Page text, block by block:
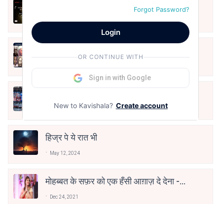
अंतिम ऊँचाई - कुँवर नारायण | Stay Home
Stay Safe | TVF's Aspirants
May 8, 2021
वाहिद अली वाहिद
Aug 7, 2021
हिज्र पे ये रात भी
May 12, 2024
मोहब्बत के सफ़र को एक हँसी आग़ाज़ दे देना -
Dec 24, 2021
Forgot Password?
Login
OR CONTINUE WITH
Sign in with Google
New to Kavishala? Create account